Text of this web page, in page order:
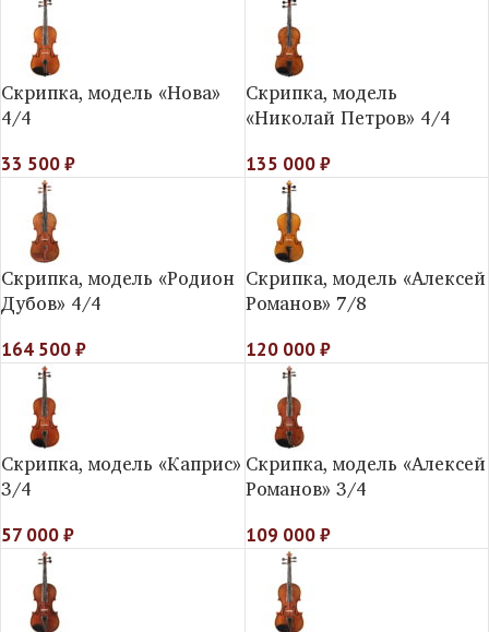
Скрипка, модель «Нова»
4/4
33 500₽
Скрипка, модель
«Николай Петров» 4/4
135 000₽
Скрипка, модель «Родион
Дубов» 4/4
164 500₽
Скрипка, модель «Алексей
Романов» 7/8
120 000₽
Скрипка, модель «Каприс»
3/4
57 000₽
Скрипка, модель «Алексей
Романов» 3/4
109 000₽